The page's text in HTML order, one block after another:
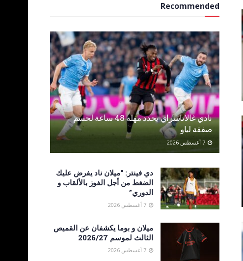
Recommended
نادي غالاتاسراي يحدد مهلة 48 ساعة لحسم
صفقة لياو
دي فينتر: “ميلان ناد يفرض عليك
الضغط من أجل الفوز بالألقاب و
الدوري”
ميلان و بوما يكشفان عن القميص
الثالث لموسم 2026/27